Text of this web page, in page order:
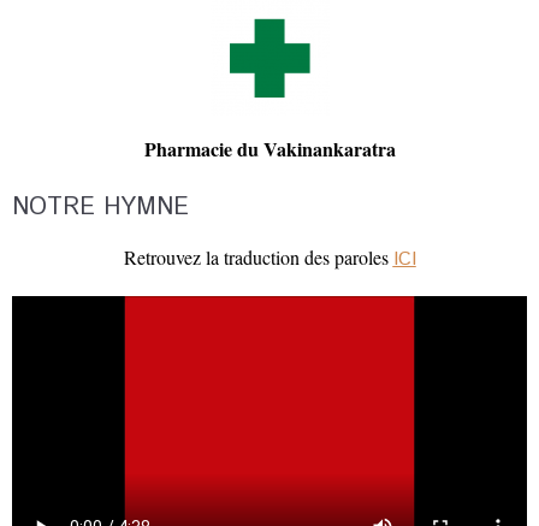
Pharmacie du Vakinankaratra
NOTRE HYMNE
Retrouvez la traduction des parolesICI